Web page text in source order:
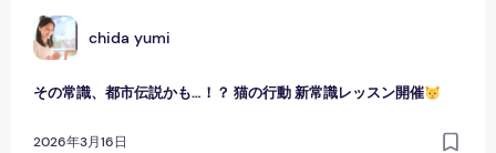
C chida yumi
その常識、都市伝説かも…！？ 猫の行動 新常識レッスン開催
2026年3月16日